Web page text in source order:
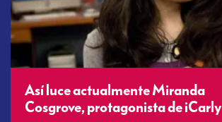
Así luce actualmente Miranda
Cosgrove, protagonista de iCarly